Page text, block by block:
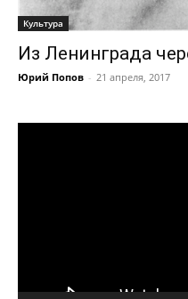
Культура
Из Ленинграда
Юрий Попов - 21 апреля, 2017